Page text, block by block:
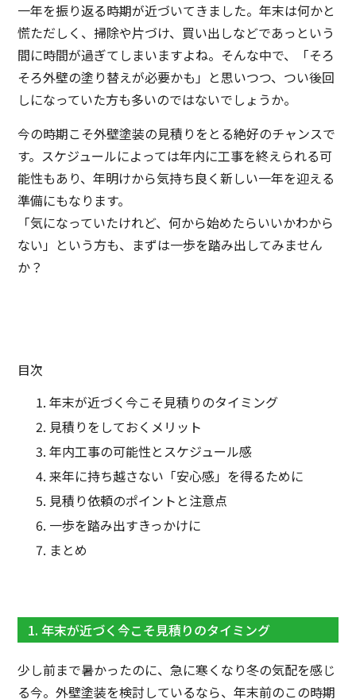
一年を振り返る時期が近づいてきました。年末は何かと
慌ただしく、掃除や片づけ、買い出しなどであっという
間に時間が過ぎてしまいますよね。そんな中で、「そろ
そろ外壁の塗り替えが必要かも」と思いつつ、つい後回
しになっていた方も多いのではないでしょうか。
今の時期こそ外壁塗装の見積りをとる絶好のチャンスで
す。スケジュールによっては年内に工事を終えられる可
能性もあり、年明けから気持ち良く新しい一年を迎える
準備にもなります。
「気になっていたけれど、何から始めたらいいかわから
ない」という方も、まずは一歩を踏み出してみません
か？
目次
年末が近づく今こそ見積りのタイミング
見積りをしておくメリット
年内工事の可能性とスケジュール感
来年に持ち越さない「安心感」を得るために
見積り依頼のポイントと注意点
一歩を踏み出すきっかけに
まとめ
1. 年末が近づく今こそ見積りのタイミング
少し前まで暑かったのに、急に寒くなり冬の気配を感じ
る今。外壁塗装を検討しているなら、年末前のこの時期